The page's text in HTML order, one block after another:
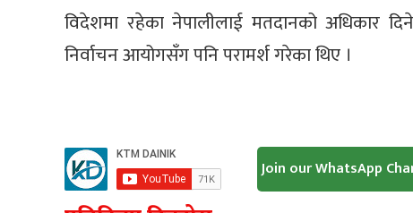
विदेशमा रहेका नेपालीलाई मतदानको अधिकार
निर्वाचन आयोगसँग पनि परामर्श गरेका थिए ।
Join our WhatsApp